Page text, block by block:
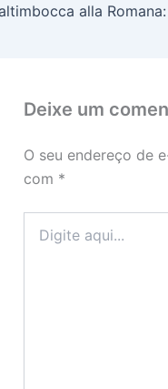
Deixe um
O seu endereço de
com *
aqui...